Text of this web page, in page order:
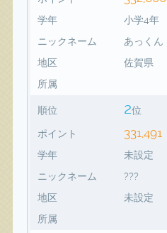
学年
小学4年
ニックネーム
あっくん
地区
佐賀県
所属
順位 2位
ポイント 331,491
学年
未設定
ニックネーム
???
地区
未設定
所属